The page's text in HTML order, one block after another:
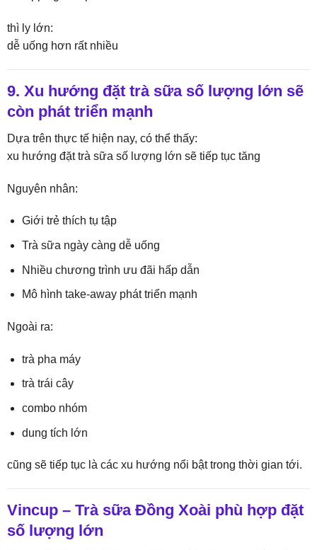
thì ly lớn:
dễ uống hơn rất nhiều
9. Xu hướng đặt trà sữa số lượng lớn sẽ
còn phát triển mạnh
Dựa trên thực tế hiện nay, có thể thấy:
xu hướng đặt trà sữa số lượng lớn sẽ tiếp tục tăng
Nguyên nhân:
Giới trẻ thích tụ tập
Trà sữa ngày càng dễ uống
Nhiều chương trình ưu đãi hấp dẫn
Mô hình take-away phát triển mạnh
Ngoài ra:
trà pha máy
trà trái cây
combo nhóm
dung tích lớn
cũng sẽ tiếp tục là các xu hướng nổi bật trong thời gian tới.
Vincup – Trà sữa Đồng Xoài phù hợp đặt
số lượng lớn